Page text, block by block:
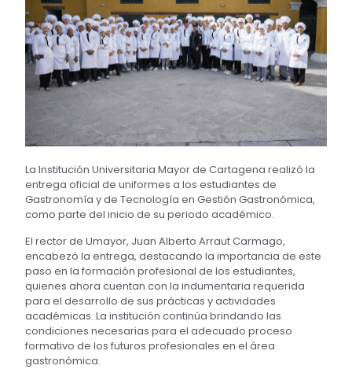
La Institución Universitaria Mayor de Cartagena realizó la
entrega oficial de uniformes a los estudiantes de
Gastronomía y de Tecnología en Gestión Gastronómica,
como parte del inicio de su periodo académico.
El rector de Umayor, Juan Alberto Arraut Carmago,
encabezó la entrega, destacando la importancia de este
paso en la formación profesional de los estudiantes,
quienes ahora cuentan con la indumentaria requerida
para el desarrollo de sus prácticas y actividades
académicas. La institución continúa brindando las
condiciones necesarias para el adecuado proceso
formativo de los futuros profesionales en el área
gastronómica.